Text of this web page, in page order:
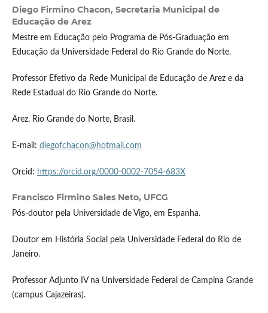
Diego Firmino Chacon, Secretaria Municipal de
Educação de Arez
Mestre em Educação pelo Programa de Pós-Graduação em
Educação da Universidade Federal do Rio Grande do Norte.
Professor Efetivo da Rede Municipal de Educação de Arez e da
Rede Estadual do Rio Grande do Norte.
Arez, Rio Grande do Norte, Brasil.
E-mail: diegofchacon@hotmail.com
Orcid: https://orcid.org/0000-0002-7054-683X
Francisco Firmino Sales Neto, UFCG
Pós-doutor pela Universidade de Vigo, em Espanha.
Doutor em História Social pela Universidade Federal do Rio de
Janeiro.
Professor Adjunto IV na Universidade Federal de Campina Grande
(campus Cajazeiras).